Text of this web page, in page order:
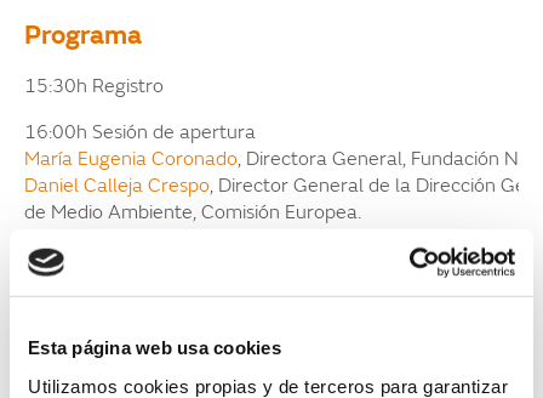
Esta página web usa cookies
Utilizamos cookies propias y de terceros para garantizar
Programa
15:30h Registro
16:00h Sesión de apertura
María Eugenia Coronado, Directora General, Fundación
Daniel Calleja Crespo, Director General de la Dirección
de Medio Ambiente, Comisión Europea.
16:30h
Discurso de apertura: La calidad del aire y sus
Salud Urbana, Organización Mundial de la Salud.
ponencia